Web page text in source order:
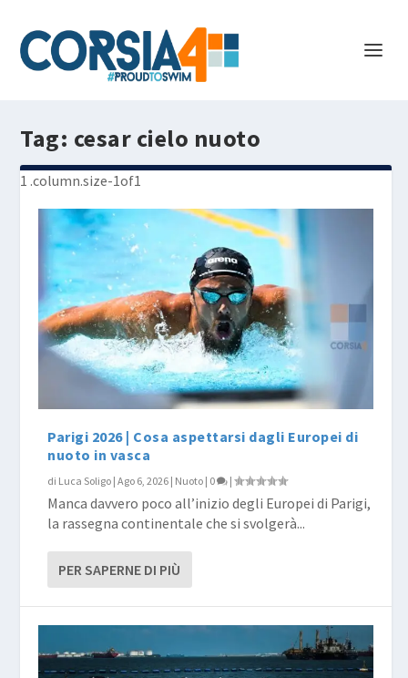
Tag: cesar cielo nuoto
Parigi 2026 | Cosa aspettarsi dagli Europei di
nuoto in vasca
di Luca Soligo |Ago 6, 2026 | Nuoto | 0 |
Manca davvero poco all’inizio degli Europei di Parigi,
la rassegna continentale che si svolgerà...
PER SAPERNE DI PIÙ